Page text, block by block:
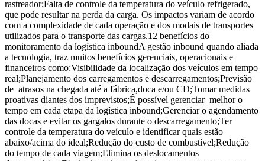
rastreador;Falta de controle da temperatura do veículo refrigerado,
que pode resultar na perda da carga. Os impactos variam de acordo
com a complexidade de cada operação e dos modais de transportes
utilizados para o transporte das cargas.12 benefícios do
monitoramento da logística inboundA gestão inbound quando aliada
a tecnologia, traz muitos benefícios gerenciais, operacionais e
financeiros como:Visibilidade da localização dos veículos em tempo
real;Planejamento dos carregamentos e descarregamentos;Previsão
de atrasos na chegada até a fábrica,doca e/ou CD;Tomar medidas
proativas diantes dos imprevistos;É possível gerenciar melhor o
tempo em cada etapa da logística inbound;Gerenciar o agendamento
das docas e evitar os gargalos durante o descarregamento;Ter
controle da temperatura do veículo e identificar quais estão
abaixo/acima do ideal;Redução do custo de combustível;Redução
do tempo de cada viagem;Elimina os deslocamentos